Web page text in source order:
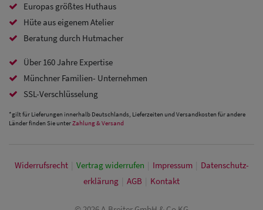
Ohrenschutz
Europas größtes Huthaus
Hüte aus eigenem Atelier
Beratung durch Hutmacher
Über 160 Jahre Expertise
Münchner Familien- Unternehmen
SSL-Verschlüsselung
*gilt für Lieferungen innerhalb Deutschlands, Lieferzeiten und Versandkosten für andere
Länder finden Sie unterZahlung & Versand
Widerrufs­recht Vertrag widerrufen Impressum
Daten­schutz­
erklärung
AGB Kontakt